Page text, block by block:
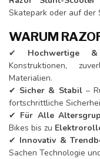
Skatepark oder auf der
WARUM
✔ Hochwertige
Konstruktionen,
Materialien.
✔ Sicher & Stabil–
fortschrittliche
✔ Für Alle
Bikes bis zu
✔ Innovativ &
Sachen Technologie